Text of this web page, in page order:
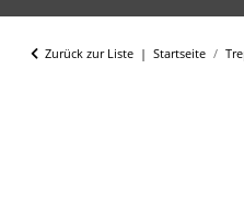
Zurück zur Liste Startseite